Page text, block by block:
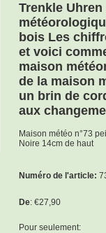
Trenkle
bois Les
et voici
maison
de la maison
un brin de
aux
Maison météo n°73
Noire 14cm de haut
Numéro de l'article:
De: €27,90
Pour seulement: